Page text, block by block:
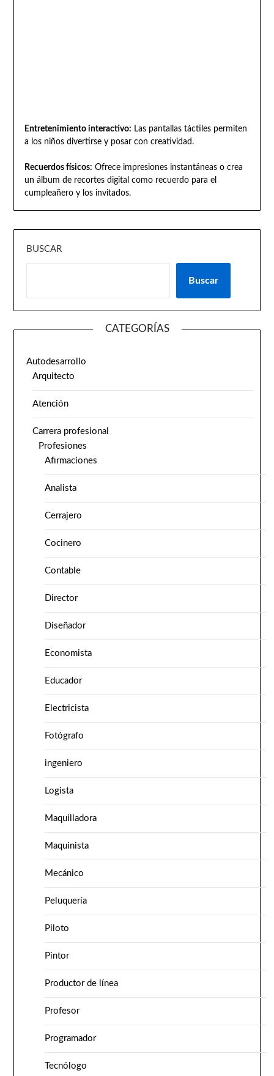
Entretenimiento interactivo: Las pantallas táctiles permiten
a los niños divertirse y posar con creatividad.
Recuerdos físicos: Ofrece impresiones instantáneas o crea
un álbum de recortes digital como recuerdo para el
cumpleañero y los invitados.
BUSCAR
Buscar
CATEGORÍAS
Autodesarrollo
Arquitecto
Atención
Carrera profesional
Profesiones
Afirmaciones
Analista
Cerrajero
Cocinero
Contable
Director
Diseñador
Economista
Educador
Electricista
Fotógrafo
ingeniero
Logista
Maquilladora
Maquinista
Mecánico
Peluquería
Piloto
Pintor
Productor de línea
Profesor
Programador
Tecnólogo